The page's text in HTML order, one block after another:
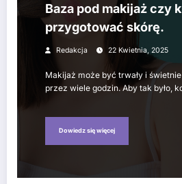
Baza pod makijaż czy
przygotować skórę.
Redakcja 22 Kwietnia, 2025
Makijaż może być trwały i
przez wiele godzin. Aby tak było,
Dowiedz się więcej